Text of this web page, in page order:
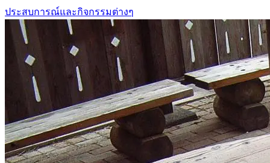
ประสบการณ์และกิจกรรมต่างๆ